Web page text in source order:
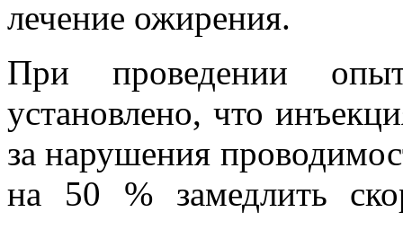
лечение ожирения.
При проведении
установлено, что
за нарушения
на 50 % замедлить